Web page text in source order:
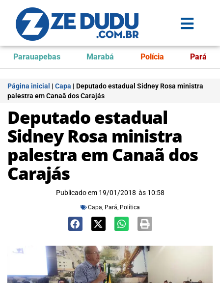
Parauapebas Marabá Polícia Pará
Página inicial | Capa | Deputado estadual Sidney Rosa ministra
palestra em Canaã dos Carajás
Deputado estadual
Sidney Rosa ministra
palestra em Canaã dos
Carajás
Publicado em 19/01/2018 às 10:58
Capa, Pará, Política